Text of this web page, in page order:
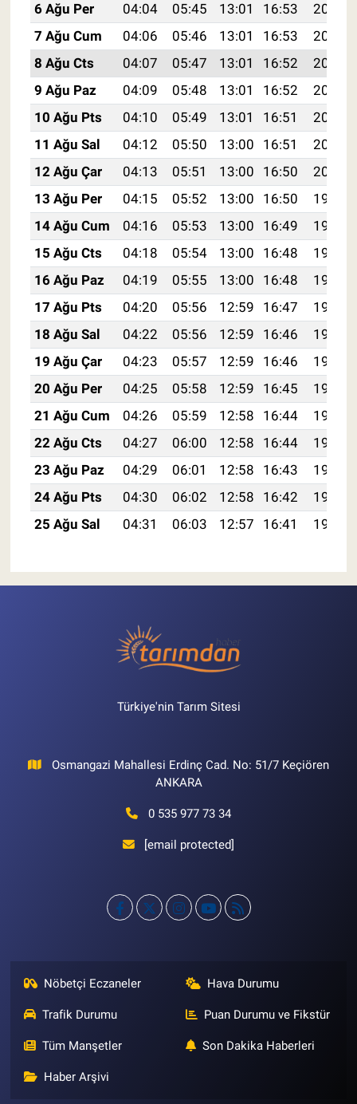
6 Ağu Per
04:04 05:45 13:01 16:53
20:07
7 Ağu Cum
04:06 05:46 13:01 16:53
20:06
8 Ağu Cts
04:07 05:47 13:01 16:52
20:05
9 Ağu Paz
04:09 05:48 13:01 16:52
20:04
10 Ağu Pts
04:10 05:49 13:01 16:51
20:03
11 Ağu Sal
04:12 05:50 13:00 16:51
20:01
12 Ağu Çar
04:13 05:51 13:00 16:50
20:00
13 Ağu Per
04:15 05:52 13:00 16:50
19:59
14 Ağu Cum
04:16 05:53 13:00 16:49
19:57
15 Ağu Cts
04:18 05:54 13:00 16:48
19:56
16 Ağu Paz
04:19 05:55 13:00 16:48
19:55
17 Ağu Pts
04:20 05:56 12:59 16:47
19:53
18 Ağu Sal
04:22 05:56 12:59 16:46
19:52
19 Ağu Çar
04:23 05:57 12:59 16:46
19:50
20 Ağu Per
04:25 05:58 12:59 16:45
19:49
21 Ağu Cum
04:26 05:59 12:58 16:44
19:47
22 Ağu Cts
04:27 06:00 12:58 16:44
19:46
23 Ağu Paz
04:29 06:01 12:58 16:43
19:44
24 Ağu Pts
04:30 06:02 12:58 16:42
19:43
25 Ağu Sal
04:31 06:03 12:57 16:41 19:41
Türkiye'nin Tarım Sitesi
Osmangazi Mahallesi Erdinç Cad. No: 51/7 Keçiören
ANKARA
0 535 977 73 34
[email protected]
Nöbetçi Eczaneler Hava Durumu
Trafik Durumu Puan Durumu ve Fikstür
Tüm Manşetler Son Dakika Haberleri
Haber Arşivi